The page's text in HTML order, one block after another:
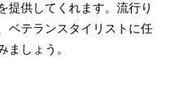
提供してくれます。流行り
ベテランスタイリストに任
ましょう。